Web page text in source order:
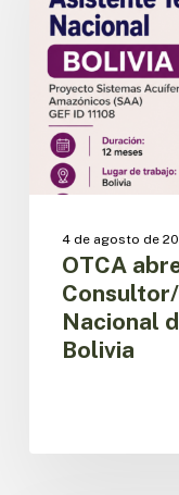
Consultor/a
Asistente
Técnico
Nacional
del
Proyecto
SAA
4 de agosto de
OTCA
Nacional
Bolivia